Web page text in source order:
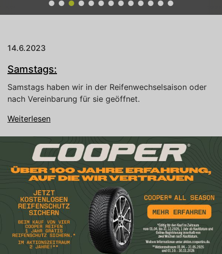
14.6.2023
Samstags:
Samstags haben wir in der Reifenwechselsaison oder
nach Vereinbarung für sie geöffnet.
Weiterlesen